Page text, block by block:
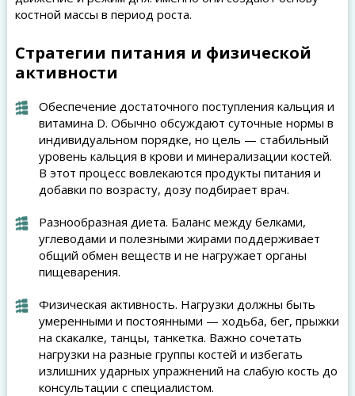
костной массы в период роста.
Стратегии питания и физической
активности
Обеспечение достаточного поступления кальция и
витамина D. Обычно обсуждают суточные нормы в
индивидуальном порядке, но цель — стабильный
уровень кальция в крови и минерализации костей.
В этот процесс вовлекаются продукты питания и
добавки по возрасту, дозу подбирает врач.
Разнообразная диета. Баланс между белками,
углеводами и полезными жирами поддерживает
общий обмен веществ и не нагружает органы
пищеварения.
Физическая активность. Нагрузки должны быть
умеренными и постоянными — ходьба, бег, прыжки
на скакалке, танцы, танкетка. Важно сочетать
нагрузки на разные группы костей и избегать
излишних ударных упражнений на слабую кость до
консультации с специалистом.